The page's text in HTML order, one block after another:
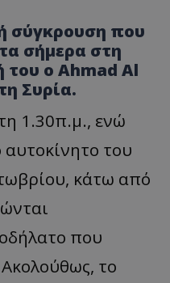
σύγκρουση που
σήμερα στη
του ο Ahmad Al
Συρία.
1.30π.μ., ενώ
του
κάτω από
που
το